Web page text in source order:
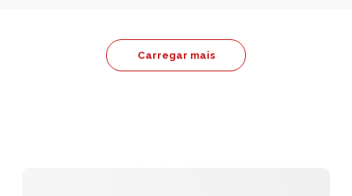
Carregar mais